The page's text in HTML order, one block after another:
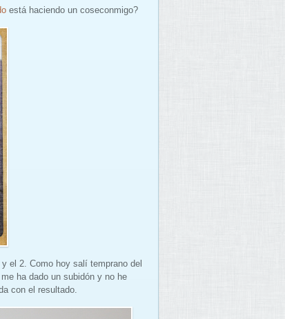
está haciendo un coseconmigo?
el 2. Como hoy salí temprano del
ha dado un subidón y no he
con el resultado.